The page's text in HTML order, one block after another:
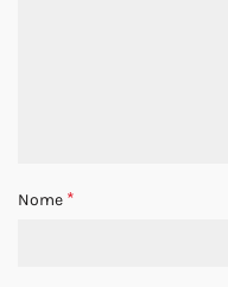
Nome *